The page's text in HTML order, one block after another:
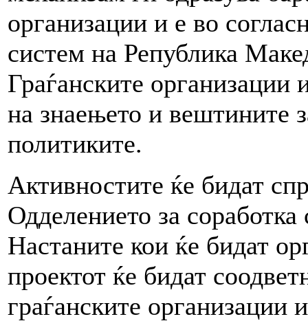
организации и е во
систем на Република
Граѓанските организации
на знаењето и вештините
политиките.
Активностите ќе бидат
Одделението за
Настаните кои ќе бидат
проектот ќе бидат
граѓанските организации